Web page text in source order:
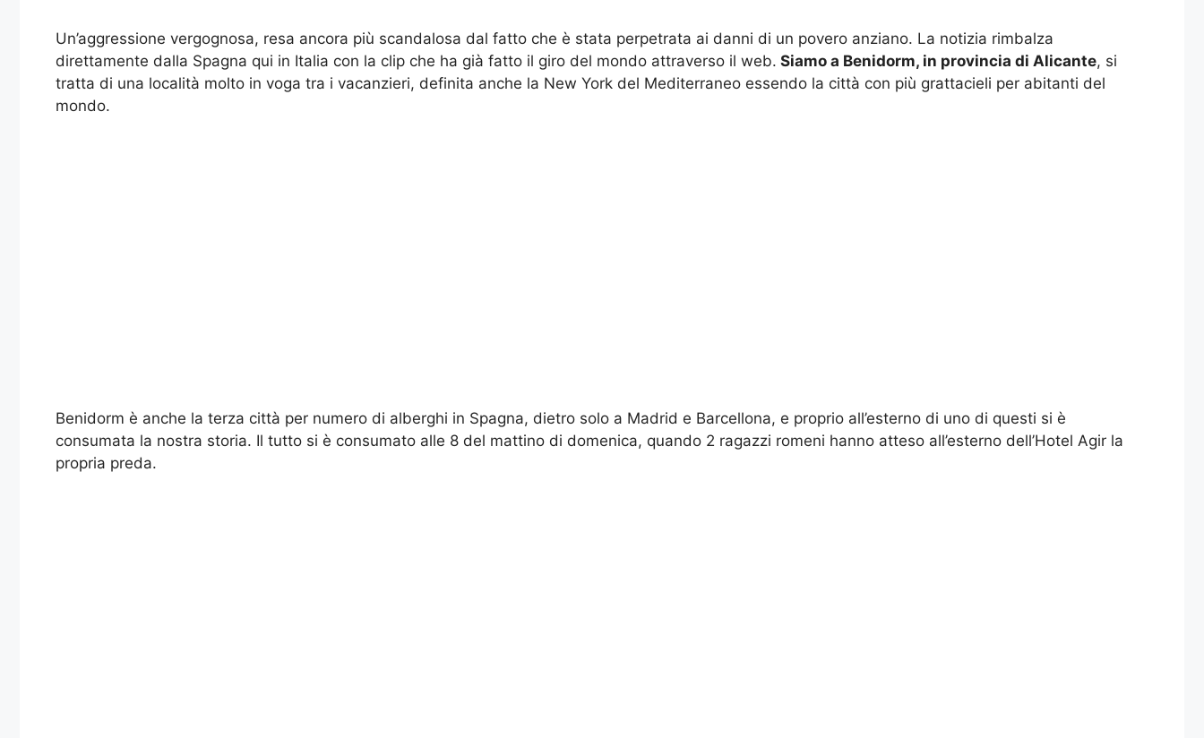
Un’aggressione vergognosa, resa ancora più scandalosa dal fatto che è stata perpetrata ai danni di un povero anziano. La notizia rimbalza
direttamente dalla Spagna qui in Italia con la clip che ha già fatto il giro del mondo attraverso il web. Siamo a Benidorm, in provincia di Alicante, si
tratta di una località molto in voga tra i vacanzieri, definita anche la New York del Mediterraneo essendo la città con più grattacieli per abitanti del
mondo.
Benidorm è anche la terza città per numero di alberghi in Spagna, dietro solo a Madrid e Barcellona, e proprio all’esterno di uno di questi si è
consumata la nostra storia. Il tutto si è consumato alle 8 del mattino di domenica, quando 2 ragazzi romeni hanno atteso all’esterno dell’Hotel Agir la
propria preda.